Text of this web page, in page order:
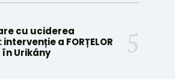
cu uciderea
a FORȚELOR
în Urikány